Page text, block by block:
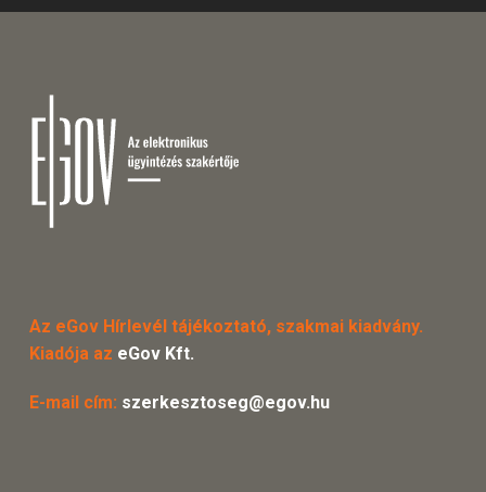
Az eGov Hírlevél tájékoztató, szakmai kiadvány.
Kiadója az eGov Kft.
E-mail cím: szerkesztoseg@egov.hu